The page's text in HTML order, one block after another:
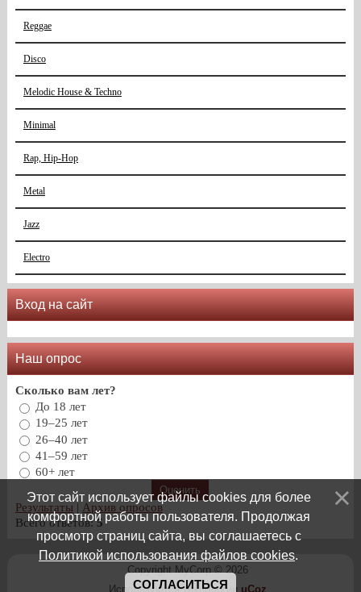
Reggae
Disco
Melodic House & Techno
Minimal
Rap, Hip-Hop
Metal
Jazz
Electro
Вход на сайт
Наш опрос
Сколько вам лет?
До 18 лет
19–25 лет
26–40 лет
41–59 лет
60+ лет
Результаты | Архив опросов
Всего ответов:5
Copyright MyCorp © 2026
Используются технологии uCoz
Этот сайт использует файлы cookies для более
комфортной работы пользователя. Продолжая
просмотр страниц сайта, вы соглашаетесь с
Политикой использования файлов cookies.
СОГЛАСИТЬСЯ